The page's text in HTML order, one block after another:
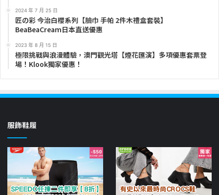
2024 年 7 月 25 日
匠の彩 今治白櫻系列【臉巾 手帕 2件木禮盒套裝】
BeaBeaCream日本直送優惠
2023 年 8 月 15 日
極限挑戰與浪漫體驗，澳門觀光塔【煙花匯演】多項優惠套票登
場！Klook獨家優惠！
服飾鞋履